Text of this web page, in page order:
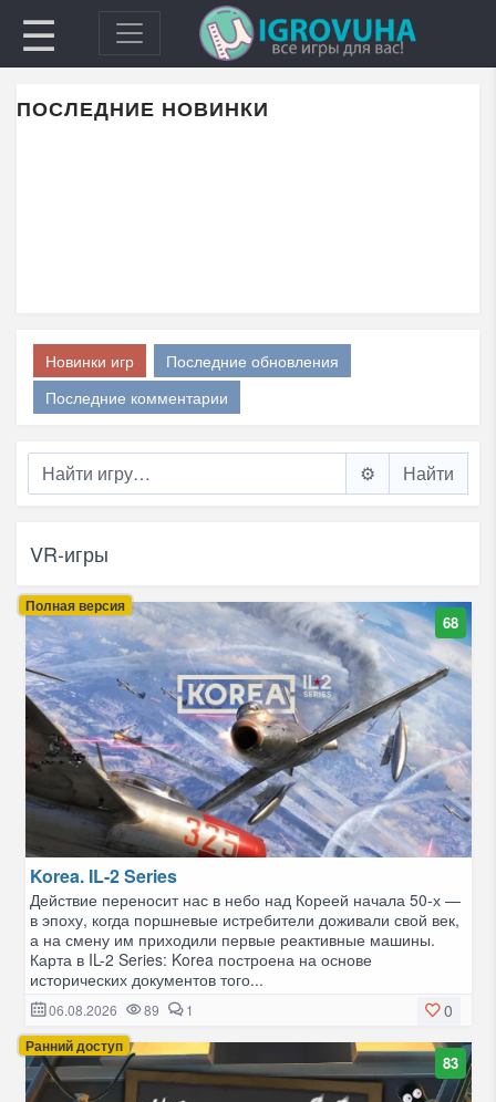
☰
ПОСЛЕДНИЕ НОВИНКИ
Новинки игр
Последние обновления
Последние комментарии
⚙️
VR-игры
Полная версия
68
Korea. IL-2 Series
Действие переносит нас в небо над Кореей начала 50-х —
в эпоху, когда поршневые истребители доживали свой век,
а на смену им приходили первые реактивные машины.
Карта в IL-2 Series: Korea построена на основе
исторических документов того...
0
06.08.2026 89 1
Ранний доступ
83